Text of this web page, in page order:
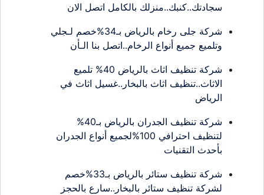
سجادتك..كنبك..منزلك بالكامل اتصل الان
شركة جلى رخام بالرياض بـ34%خصم لـجلي
وتلميع جميع أنواع الرخام..اتصل بنا الـأن
شركة تنظيف اثاث بالرياض 40% تلميع
الاثاث..تنظيف اثاث بالبخار..غسيل اثاث في
الرياض
شركة تنظيف الجدران بالرياض بـ40%
لتنظيف احترافي 100%لجميع أنواع الجدران
بأحدث التقنيات
شركة تنظيف ستائر بالرياض بـ33%خصم
لشركة تنظيف ستائر بالبخار..سارع بالحجز